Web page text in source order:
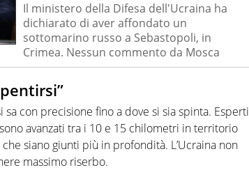
Il ministero della Difesa dell'Ucraina ha
dichiarato di aver affondato un
sottomarino russo a Sebastopoli, in
Crimea. Nessun commento da Mosca
sa con precisione fino a dove si sia spinta. Esperti
avanzati tra i 10 e 15 chilometri in territorio
siano giunti più in profondità. L’Ucraina non
massimo riserbo.